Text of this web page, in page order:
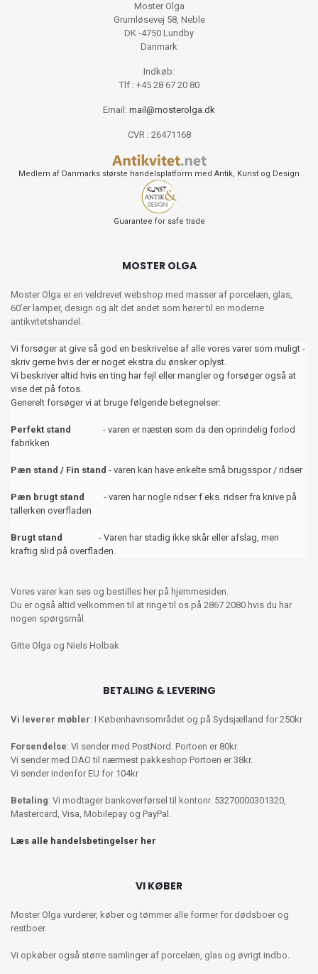
Moster Olga
Grumløsevej 58, Neble
DK -4750 Lundby
Danmark
Indkøb:
Tlf : +45 28 67 20 80
Email: mail@mosterolga.dk
CVR : 26471168
Medlem af Danmarks største handelsplatform med Antik, Kunst og Design
Guarantee for safe trade
MOSTER OLGA
Moster Olga er en veldrevet webshop med masser af porcelæn, glas,
60’er lamper, design og alt det andet som hører til en moderne
antikvitetshandel.
Vi forsøger at give så god en beskrivelse af alle vores varer som muligt -
skriv gerne hvis der er noget ekstra du ønsker oplyst.
Vi beskriver altid hvis en ting har fejl eller mangler og forsøger også at
vise det på fotos.
Generelt forsøger vi at bruge følgende betegnelser:
Perfekt stand - varen er næsten som da den oprindelig forlod
fabrikken
Pæn stand / Fin stand - varen kan have enkelte små brugsspor / ridser
Pæn brugt stand
- varen har nogle ridser f.eks. ridser fra knive på
tallerken overfladen
Brugt stand
- Varen har stadig ikke skår eller afslag, men
kraftig slid på overfladen.
Vores varer kan ses og bestilles her på hjemmesiden.
Du er også altid velkommen til at ringe til os på 2867 2080 hvis du har
nogen spørgsmål.
Gitte Olga og Niels Holbak
BETALING & LEVERING
Vi leverer møbler: I Københavnsområdet og på Sydsjælland for 250kr
Forsendelse: Vi sender med PostNord. Portoen er 80kr.
Vi sender med DAO til nærmest pakkeshop Portoen er 38kr.
Vi sender indenfor EU for 104kr
Betaling: Vi modtager bankoverførsel til kontonr. 53270000301320,
Mastercard, Visa, Mobilepay og PayPal.
Læs alle handelsbetingelser her
VI KØBER
Moster Olga vurderer, køber og tømmer alle former for dødsboer og
restboer.
Vi opkøber også større samlinger af porcelæn, glas og øvrigt indbo.